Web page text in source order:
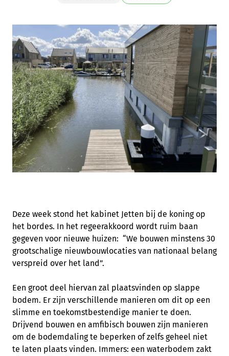
Deze week stond het kabinet Jetten bij de koning op
het bordes. In het regeerakkoord wordt ruim baan
gegeven voor nieuwe huizen: “We bouwen minstens 30
grootschalige nieuwbouwlocaties van nationaal belang
verspreid over het land”.
Een groot deel hiervan zal plaatsvinden op slappe
bodem. Er zijn verschillende manieren om dit op een
slimme en toekomstbestendige manier te doen.
Drijvend bouwen en amfibisch bouwen zijn manieren
om de bodemdaling te beperken of zelfs geheel niet
te laten plaats vinden. Immers: een waterbodem zakt